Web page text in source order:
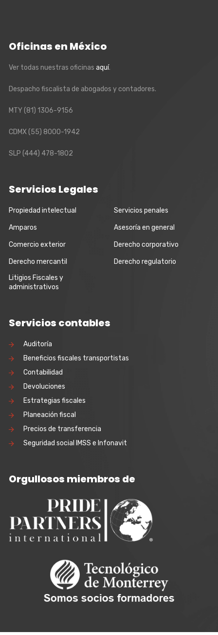
Oficinas en México
Ver todas nuestras oficinas aquí.
Despacho fiscalista de abogados y contadores.
MTY(81) 1306-9156
CDMX(55) 8000-1942
SLP (444) 478-1802
Servicios Legales
Propiedad intelectual Servicios penales
Amparos Asesoría en general
Comercio exterior Derecho corporativo
Derecho mercantil
Derecho regulatorio
Litigios Fiscales y
administrativos
Servicios contables
Auditoría
Beneficios fiscales transportistas
Contabilidad
Devoluciones
Estrategias fiscales
Planeación fiscal
Precios de transferencia
Seguridad social IMSS e Infonavit
Orgullosos miembros de